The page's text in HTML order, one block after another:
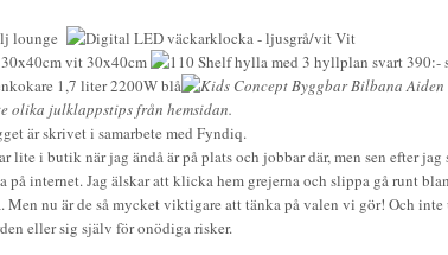
olika julklappstips från hemsidan.
är skrivet i samarbete med Fyndiq.
i butik när jag ändå är på plats och jobbar där, men sen efter jag
internet. Jag älskar att klicka hem grejerna och slippa gå runt
Men nu är de så mycket viktigare att tänka på valen vi gör! Och inte
eller sig själv för onödiga risker.